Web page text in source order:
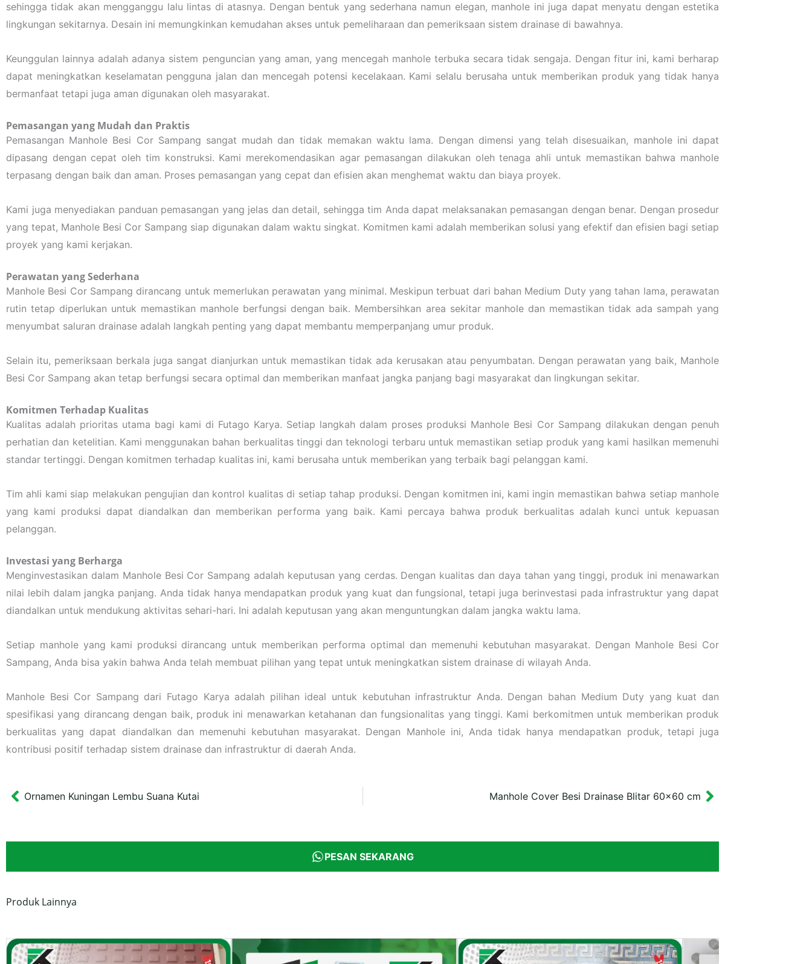
sehingga tidak akan mengganggu lalu lintas di atasnya. Dengan bentuk yang sederhana namun elegan, manhole ini juga dapat menyatu dengan estetika
lingkungan sekitarnya. Desain ini memungkinkan kemudahan akses untuk pemeliharaan dan pemeriksaan sistem drainase di bawahnya.
Keunggulan lainnya adalah adanya sistem penguncian yang aman, yang mencegah manhole terbuka secara tidak sengaja. Dengan fitur ini, kami berharap
dapat meningkatkan keselamatan pengguna jalan dan mencegah potensi kecelakaan. Kami selalu berusaha untuk memberikan produk yang tidak hanya
bermanfaat tetapi juga aman digunakan oleh masyarakat.
Pemasangan yang Mudah dan Praktis
Pemasangan Manhole Besi Cor Sampang sangat mudah dan tidak memakan waktu lama. Dengan dimensi yang telah disesuaikan, manhole ini dapat
dipasang dengan cepat oleh tim konstruksi. Kami merekomendasikan agar pemasangan dilakukan oleh tenaga ahli untuk memastikan bahwa manhole
terpasang dengan baik dan aman. Proses pemasangan yang cepat dan efisien akan menghemat waktu dan biaya proyek.
Kami juga menyediakan panduan pemasangan yang jelas dan detail, sehingga tim Anda dapat melaksanakan pemasangan dengan benar. Dengan prosedur
yang tepat, Manhole Besi Cor Sampang siap digunakan dalam waktu singkat. Komitmen kami adalah memberikan solusi yang efektif dan efisien bagi setiap
proyek yang kami kerjakan.
Perawatan yang Sederhana
Manhole Besi Cor Sampang dirancang untuk memerlukan perawatan yang minimal. Meskipun terbuat dari bahan Medium Duty yang tahan lama, perawatan
rutin tetap diperlukan untuk memastikan manhole berfungsi dengan baik. Membersihkan area sekitar manhole dan memastikan tidak ada sampah yang
menyumbat saluran drainase adalah langkah penting yang dapat membantu memperpanjang umur produk.
Selain itu, pemeriksaan berkala juga sangat dianjurkan untuk memastikan tidak ada kerusakan atau penyumbatan. Dengan perawatan yang baik, Manhole
Besi Cor Sampang akan tetap berfungsi secara optimal dan memberikan manfaat jangka panjang bagi masyarakat dan lingkungan sekitar.
Komitmen Terhadap Kualitas
Kualitas adalah prioritas utama bagi kami di Futago Karya. Setiap langkah dalam proses produksi Manhole Besi Cor Sampang dilakukan dengan penuh
perhatian dan ketelitian. Kami menggunakan bahan berkualitas tinggi dan teknologi terbaru untuk memastikan setiap produk yang kami hasilkan memenuhi
standar tertinggi. Dengan komitmen terhadap kualitas ini, kami berusaha untuk memberikan yang terbaik bagi pelanggan kami.
Tim ahli kami siap melakukan pengujian dan kontrol kualitas di setiap tahap produksi. Dengan komitmen ini, kami ingin memastikan bahwa setiap manhole
yang kami produksi dapat diandalkan dan memberikan performa yang baik. Kami percaya bahwa produk berkualitas adalah kunci untuk kepuasan
pelanggan.
Investasi yang Berharga
Menginvestasikan dalam Manhole Besi Cor Sampang adalah keputusan yang cerdas. Dengan kualitas dan daya tahan yang tinggi, produk ini menawarkan
nilai lebih dalam jangka panjang. Anda tidak hanya mendapatkan produk yang kuat dan fungsional, tetapi juga berinvestasi pada infrastruktur yang dapat
diandalkan untuk mendukung aktivitas sehari-hari. Ini adalah keputusan yang akan menguntungkan dalam jangka waktu lama.
Setiap manhole yang kami produksi dirancang untuk memberikan performa optimal dan memenuhi kebutuhan masyarakat. Dengan Manhole Besi Cor
Sampang, Anda bisa yakin bahwa Anda telah membuat pilihan yang tepat untuk meningkatkan sistem drainase di wilayah Anda.
Manhole Besi Cor Sampang dari Futago Karya adalah pilihan ideal untuk kebutuhan infrastruktur Anda. Dengan bahan Medium Duty yang kuat dan
spesifikasi yang dirancang dengan baik, produk ini menawarkan ketahanan dan fungsionalitas yang tinggi. Kami berkomitmen untuk memberikan produk
berkualitas yang dapat diandalkan dan memenuhi kebutuhan masyarakat. Dengan Manhole ini, Anda tidak hanya mendapatkan produk, tetapi juga
kontribusi positif terhadap sistem drainase dan infrastruktur di daerah Anda.
Prev
Ornamen Kuningan Lembu Suana Kutai Manhole Cover Besi Drainase Blitar 60×60 cm Next
PESAN SEKARANG
Produk Lainnya